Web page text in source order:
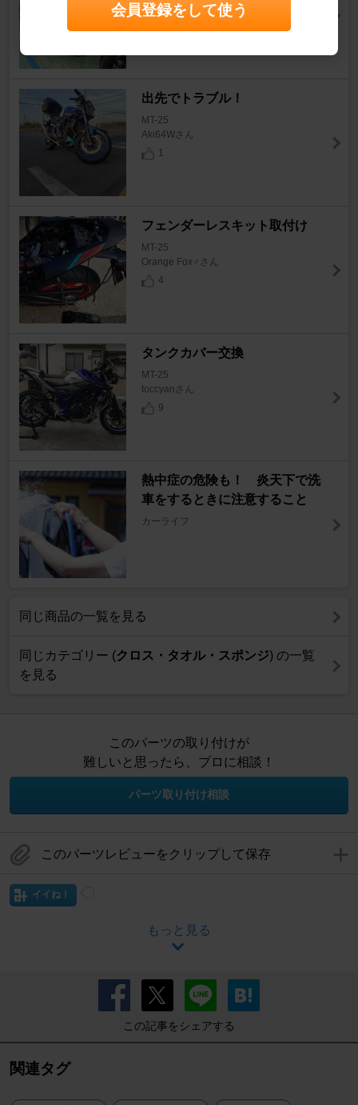
エボコさん
出先でトラブル！
MT-25
Aki64Wさん
1
フェンダーレスキット取付け
MT-25
Orange Fox♂さん
4
タンクカバー交換
MT-25
toccyanさん
9
熱中症の危険も！ 炎天下で洗
車をするときに注意すること
カーライフ
同じ商品の一覧を見る
同じカテゴリー (クロス・タオル・スポンジ) の一覧
を見る
このパーツの取り付けが
難しいと思ったら、プロに相談！
パーツ取り付け相談
このパーツレビューをクリップして保存
イイね！
もっと見る
この記事をシェアする
関連タグ
会員登録をして使う